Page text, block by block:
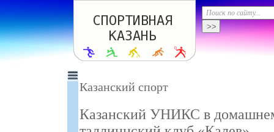
Казанский спорт
Казанский УНИКС в